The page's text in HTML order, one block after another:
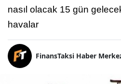
nasıl olacak 15 gün
havalar
FinansTaksi Haber